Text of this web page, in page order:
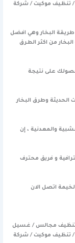
تنظيف موكيت / شركة
طريقة البخار وهي افضل
من اكثر الطرق
على نتيجة
الحديثة وطرق البخار
والمعدنية ، إن
و فريق محترف
اتصل الان
تنظيف مجالس / غسيل
تنظيف موكيت / شركة